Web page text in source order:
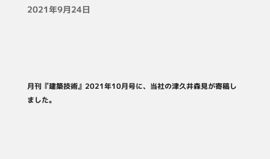
2021年9月24日
月刊『建築技術』2021年10月号に、当社の津久井森見が寄稿し
ました。